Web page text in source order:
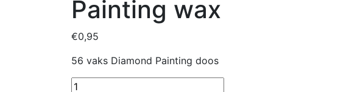
Painting wax
€0,95
56 vaks Diamond Painting doos
12